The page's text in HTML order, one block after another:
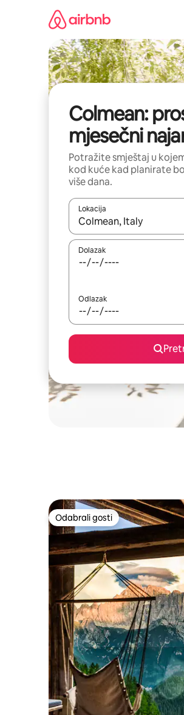
Colmean:
mjesečni
Potražite smještaj u
kod kuće kad planirate
više dana.
Lokacija
Kada budu dostupni
Dolazak
Odlazak
Odabrali gosti
Odabrali gosti